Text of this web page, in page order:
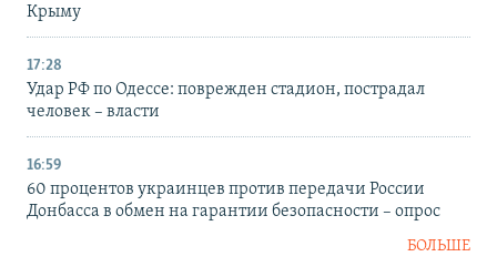
Крыму
17:28
Удар РФ по Одессе: поврежден стадион, пострадал
человек – власти
16:59
60 процентов украинцев против передачи России
Донбасса в обмен на гарантии безопасности – опрос
БОЛЬШЕ